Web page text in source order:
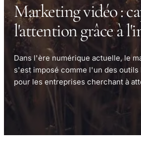
Marketing vidéo :
l'attention grâce à
Dans l'ère numérique actuelle, le
s'est imposé comme l'un des
pour les entreprises cherchant à